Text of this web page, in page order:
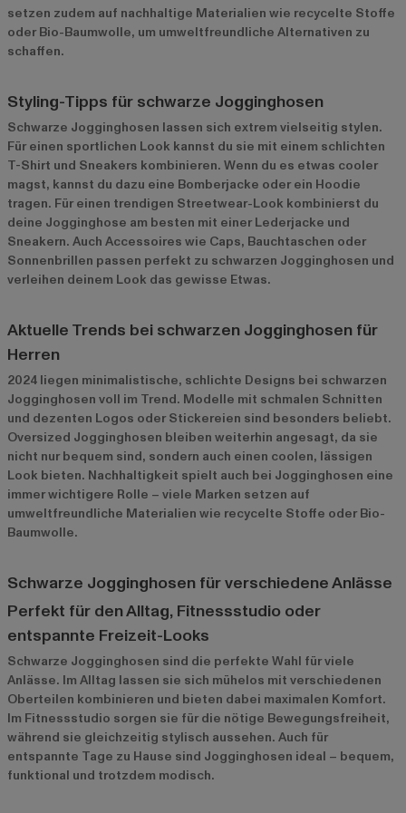
setzen zudem auf nachhaltige Materialien wie recycelte Stoffe
oder Bio-Baumwolle, um umweltfreundliche Alternativen zu
schaffen.
Styling-Tipps für schwarze Jogginghosen
Schwarze Jogginghosen lassen sich extrem vielseitig stylen.
Für einen sportlichen Look kannst du sie mit einem schlichten
T-Shirt und Sneakers kombinieren. Wenn du es etwas cooler
magst, kannst du dazu eine Bomberjacke oder ein Hoodie
tragen. Für einen trendigen Streetwear-Look kombinierst du
deine Jogginghose am besten mit einer Lederjacke und
Sneakern. Auch Accessoires wie Caps, Bauchtaschen oder
Sonnenbrillen passen perfekt zu schwarzen Jogginghosen und
verleihen deinem Look das gewisse Etwas.
Aktuelle Trends bei schwarzen Jogginghosen für
Herren
2024 liegen minimalistische, schlichte Designs bei schwarzen
Jogginghosen voll im Trend. Modelle mit schmalen Schnitten
und dezenten Logos oder Stickereien sind besonders beliebt.
Oversized Jogginghosen bleiben weiterhin angesagt, da sie
nicht nur bequem sind, sondern auch einen coolen, lässigen
Look bieten. Nachhaltigkeit spielt auch bei Jogginghosen eine
immer wichtigere Rolle – viele Marken setzen auf
umweltfreundliche Materialien wie recycelte Stoffe oder Bio-
Baumwolle.
Schwarze Jogginghosen für verschiedene Anlässe
Perfekt für den Alltag, Fitnessstudio oder
entspannte Freizeit-Looks
Schwarze Jogginghosen sind die perfekte Wahl für viele
Anlässe. Im Alltag lassen sie sich mühelos mit verschiedenen
Oberteilen kombinieren und bieten dabei maximalen Komfort.
Im Fitnessstudio sorgen sie für die nötige Bewegungsfreiheit,
während sie gleichzeitig stylisch aussehen. Auch für
entspannte Tage zu Hause sind Jogginghosen ideal – bequem,
funktional und trotzdem modisch.